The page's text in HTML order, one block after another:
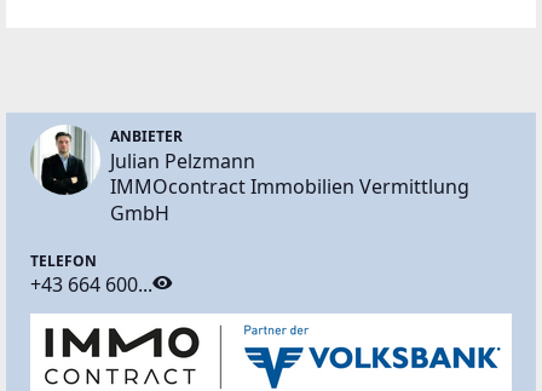
ANBIETER
Julian Pelzmann
IMMOcontract Immobilien Vermittlung
GmbH
TELEFON
+43 664 600...